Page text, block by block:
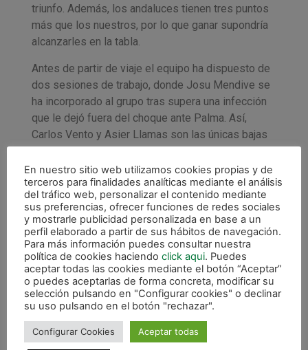
triunfo. Además, los andaluces tienen tres puntos
más que los nuestros, por lo que ganar supondría
alcanzarles en la tabla.
Antes de partir de viaje el equipo ha dispuesto de
dos sesiones de trabajo, donde Josu Mendive se
ha incorporado al grupo tras supera una infección
que le dejó fuera del choque ante Palma. Así,
Carlos Vento y Asier Llamas son las únicas bajas
con las que cuenta Imanol Arregui.
La plantilla se ejercitará este miércoles por la
mañana en tierras sevillanas.
En nuestro sitio web utilizamos cookies propias y de
terceros para finalidades analíticas mediante el análisis
del tráfico web, personalizar el contenido mediante
sus preferencias, ofrecer funciones de redes sociales
y mostrarle publicidad personalizada en base a un
perfil elaborado a partir de sus hábitos de navegación.
Para más información puedes consultar nuestra
política de cookies haciendo click aqui. Puedes
aceptar todas las cookies mediante el botón “Aceptar”
o puedes aceptarlas de forma concreta, modificar su
selección pulsando en "Configurar cookies" o declinar
su uso pulsando en el botón "rechazar".
Configurar Cookies Aceptar todas